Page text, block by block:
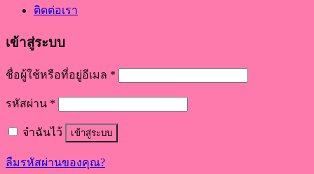
ติดต่อเรา
เข้าสู่ระบบ
ชื่อผู้ใช้หรือที่อยู่อีเมล *
รหัสผ่าน *
จำฉันไว้ เข้าสู่ระบบ
ลืมรหัสผ่านของคุณ?